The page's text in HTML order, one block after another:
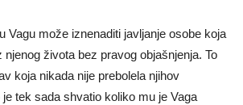
Vagu može iznenaditi javljanje osobe koja
njenog života bez pravog objašnjenja. To
koja nikada nije prebolela njihov
tek sada shvatio koliko mu je Vaga